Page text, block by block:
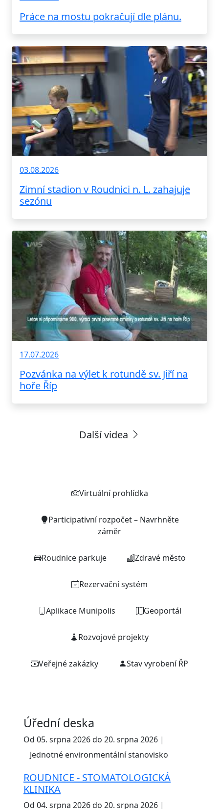
Práce na mostu pokračují dle plánu.
03.08.2026
Zimní stadion v Roudnici n. L. zahajuje
sezónu
17.07.2026
Pozvánka na výlet k rotundě sv. Jiří na
hoře Říp
Další videa
Virtuální prohlídka
Participativní rozpočet – Navrhněte
záměr
Roudnice parkuje Zdravé město
Rezervační systém
Aplikace Munipolis Geoportál
Rozvojové projekty
Veřejné zakázky Stav vyrobení ŘP
Úřední deska
Od 05. srpna 2026 do 20. srpna 2026 |
Jednotné environmentální stanovisko
ROUDNICE - STOMATOLOGICKÁ
KLINIKA
Od 04. srpna 2026 do 20. srpna 2026 |